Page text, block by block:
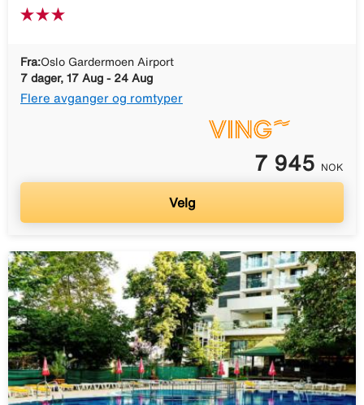
Fra:Oslo Gardermoen Airport
7 dager, 17 Aug - 24 Aug
Flere avganger og romtyper
7 945 NOK
Velg